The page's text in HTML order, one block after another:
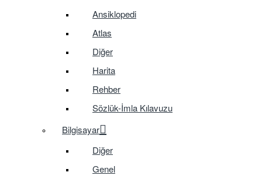
Ansiklopedi
Atlas
Diğer
Harita
Rehber
Sözlük-İmla Kılavuzu
Bilgisayar
Diğer
Genel